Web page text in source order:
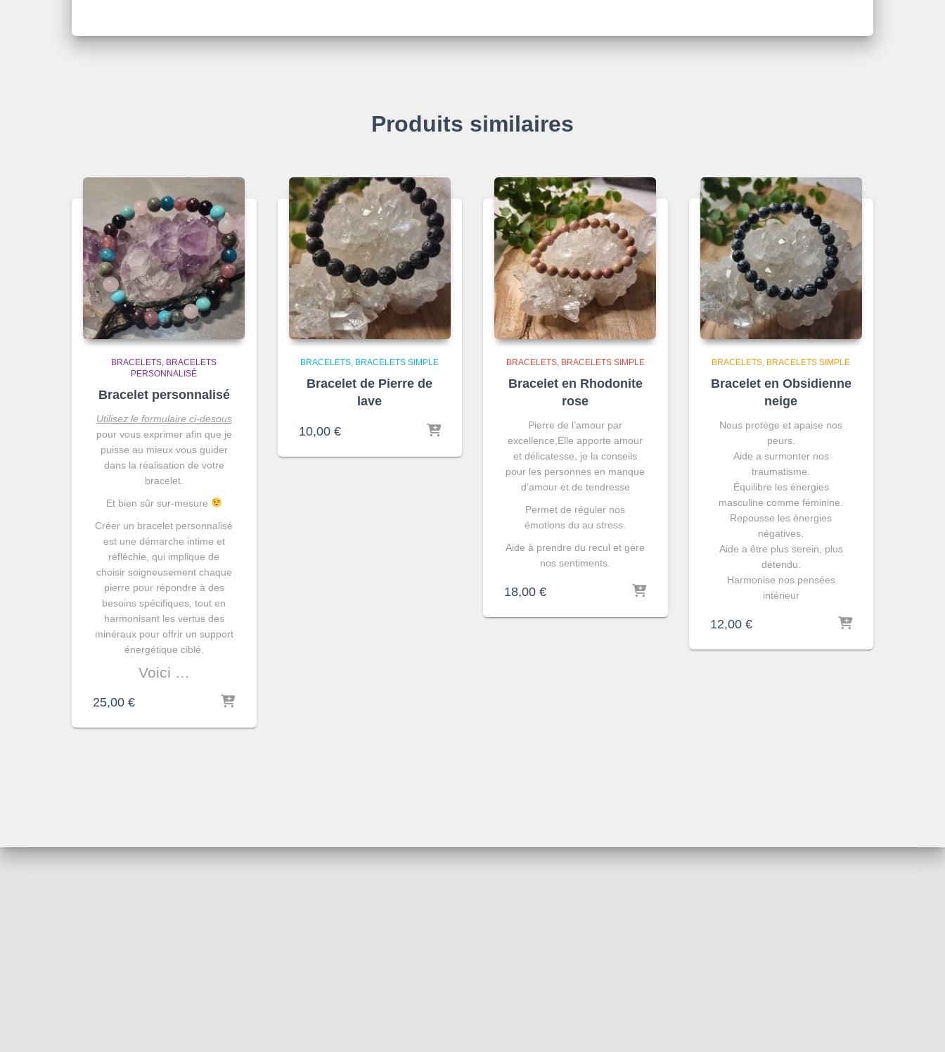
Produits similaires
BRACELETS BRACELETS
PERSONNALISÉ
Bracelet personnalisé
Utilisez le formulaire ci-desous
pour vous exprimer afin que je
puisse au mieux vous guider
dans la réalisation de votre
bracelet.
Et bien sûr sur-mesure
Créer un bracelet personnalisé
est une démarche intime et
réfléchie, qui implique de
choisir soigneusement chaque
pierre pour répondre à des
besoins spécifiques, tout en
harmonisant les vertus des
minéraux pour offrir un support
énergétique ciblé.
Voici …
25,00 €
BRACELETS BRACELETS SIMPLE
Bracelet de Pierre de
lave
10,00 €
BRACELETS BRACELETS SIMPLE
Bracelet en Rhodonite
rose
Pierre de l’amour par
excellence,Elle apporte amour
et délicatesse, je la conseils
pour les personnes en manque
d’amour et de tendresse
Permet de réguler nos
émotions du au stress.
Aide à prendre du recul et gère
nos sentiments.
18,00 €
BRACELETS BRACELETS SIMPLE
Bracelet en Obsidienne
neige
Nous protège et apaise nos
peurs.
Aide a surmonter nos
traumatisme.
Équilibre les énergies
masculine comme féminine.
Repousse les énergies
négatives.
Aide a être plus serein, plus
détendu.
Harmonise nos pensées
intérieur
12,00 €